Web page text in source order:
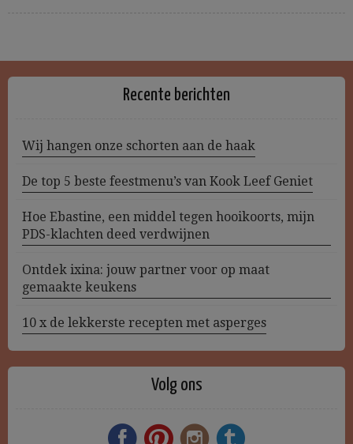
Recente berichten
Wij hangen onze schorten aan de haak
De top 5 beste feestmenu’s van Kook Leef Geniet
Hoe Ebastine, een middel tegen hooikoorts, mijn
PDS-klachten deed verdwijnen
Ontdek ixina: jouw partner voor op maat
gemaakte keukens
10 x de lekkerste recepten met asperges
Volg ons